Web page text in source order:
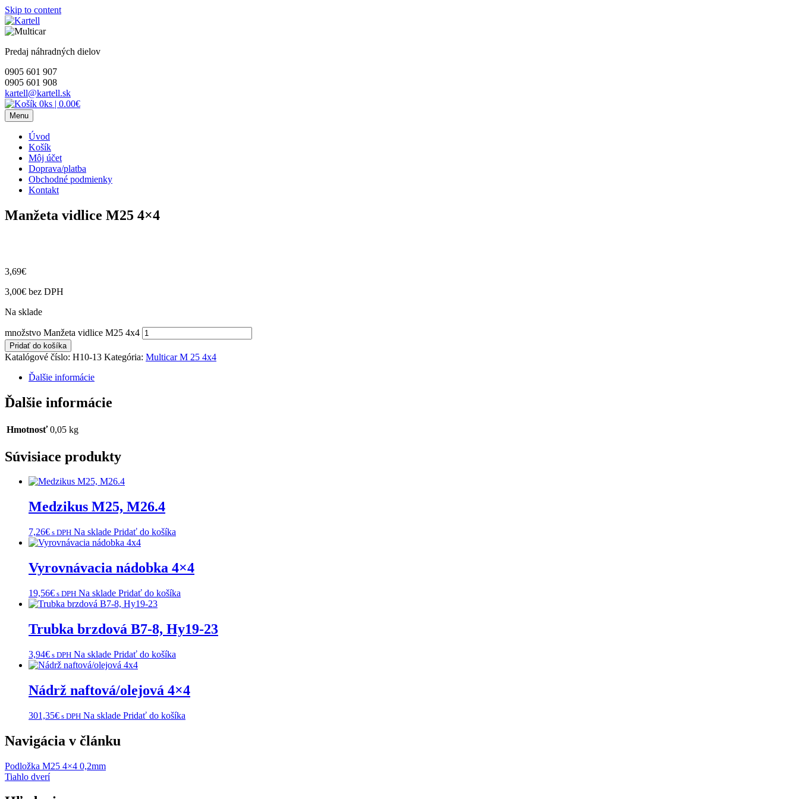
Skip to content
Predaj náhradných dielov
0905 601 907
0905 601 908
kartell@kartell.sk
0ks | 0.00€
Menu
Úvod
Košík
Môj účet
Doprava/platba
Obchodné podmienky
Kontakt
Manžeta vidlice M25 4×4
3,69€
3,00€ bez DPH
Na sklade
množstvo Manžeta vidlice M25 4x4
Pridať do košíka
Katalógové číslo: H10-13 Kategória: Multicar M 25 4x4
Ďalšie informácie
Ďalšie informácie
Hmotnosť 0,05 kg
Súvisiace produkty
Medzikus M25, M26.4
7,26€ s DPH Na sklade Pridať do košíka
Vyrovnávacia nádobka 4×4
19,56€ s DPH Na sklade Pridať do košíka
Trubka brzdová B7-8, Hy19-23
3,94€ s DPH Na sklade Pridať do košíka
Nádrž naftová/olejová 4×4
301,35€ s DPH Na sklade Pridať do košíka
Navigácia v článku
Podložka M25 4×4 0,2mm
Tiahlo dverí